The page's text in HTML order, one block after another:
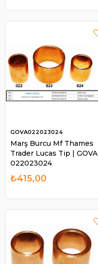
Marş Burcu Mf Thames
Trader Lucas Tip | GOVA
022023024
GOVA022023024
₺415,00